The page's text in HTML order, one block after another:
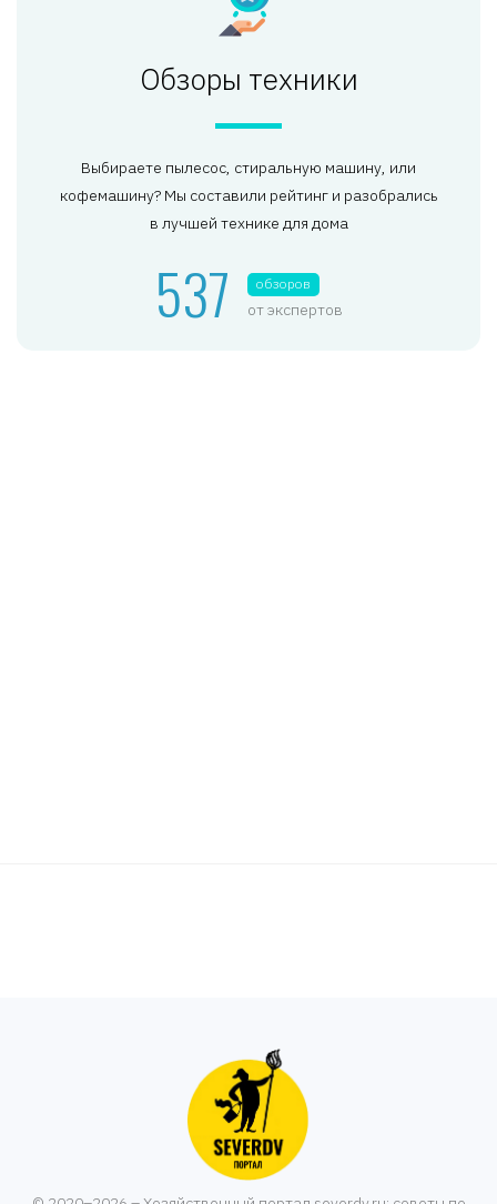
Обзоры техники
Выбираете пылесос, стиральную машину, или
кофемашину? Мы составили рейтинг и разобрались
в лучшей технике для дома
537 обзоров
от экспертов